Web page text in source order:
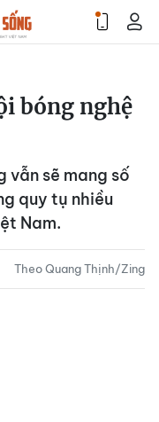
bóng nghệ
vẫn sẽ mang số
quy tụ nhiều
Nam.
Theo Quang Thịnh/Zing